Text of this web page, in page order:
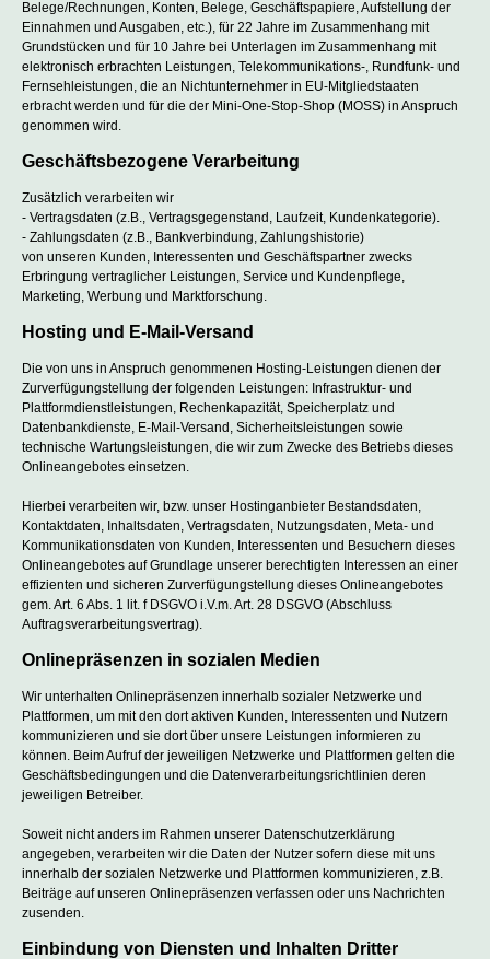
Belege/Rechnungen, Konten, Belege, Geschäftspapiere, Aufstellung der
Einnahmen und Ausgaben, etc.), für 22 Jahre im Zusammenhang mit
Grundstücken und für 10 Jahre bei Unterlagen im Zusammenhang mit
elektronisch erbrachten Leistungen, Telekommunikations-, Rundfunk- und
Fernsehleistungen, die an Nichtunternehmer in EU-Mitgliedstaaten
erbracht werden und für die der Mini-One-Stop-Shop (MOSS) in Anspruch
genommen wird.
Geschäftsbezogene Verarbeitung
Zusätzlich verarbeiten wir
- Vertragsdaten (z.B., Vertragsgegenstand, Laufzeit, Kundenkategorie).
- Zahlungsdaten (z.B., Bankverbindung, Zahlungshistorie)
von unseren Kunden, Interessenten und Geschäftspartner zwecks
Erbringung vertraglicher Leistungen, Service und Kundenpflege,
Marketing, Werbung und Marktforschung.
Hosting und E-Mail-Versand
Die von uns in Anspruch genommenen Hosting-Leistungen dienen der
Zurverfügungstellung der folgenden Leistungen: Infrastruktur- und
Plattformdienstleistungen, Rechenkapazität, Speicherplatz und
Datenbankdienste, E-Mail-Versand, Sicherheitsleistungen sowie
technische Wartungsleistungen, die wir zum Zwecke des Betriebs dieses
Onlineangebotes einsetzen.
Hierbei verarbeiten wir, bzw. unser Hostinganbieter Bestandsdaten,
Kontaktdaten, Inhaltsdaten, Vertragsdaten, Nutzungsdaten, Meta- und
Kommunikationsdaten von Kunden, Interessenten und Besuchern dieses
Onlineangebotes auf Grundlage unserer berechtigten Interessen an einer
effizienten und sicheren Zurverfügungstellung dieses Onlineangebotes
gem. Art. 6 Abs. 1 lit. f DSGVO i.V.m. Art. 28 DSGVO (Abschluss
Auftragsverarbeitungsvertrag).
Onlinepräsenzen in sozialen Medien
Wir unterhalten Onlinepräsenzen innerhalb sozialer Netzwerke und
Plattformen, um mit den dort aktiven Kunden, Interessenten und Nutzern
kommunizieren und sie dort über unsere Leistungen informieren zu
können. Beim Aufruf der jeweiligen Netzwerke und Plattformen gelten die
Geschäftsbedingungen und die Datenverarbeitungsrichtlinien deren
jeweiligen Betreiber.
Soweit nicht anders im Rahmen unserer Datenschutzerklärung
angegeben, verarbeiten wir die Daten der Nutzer sofern diese mit uns
innerhalb der sozialen Netzwerke und Plattformen kommunizieren, z.B.
Beiträge auf unseren Onlinepräsenzen verfassen oder uns Nachrichten
zusenden.
Einbindung von Diensten und Inhalten Dritter